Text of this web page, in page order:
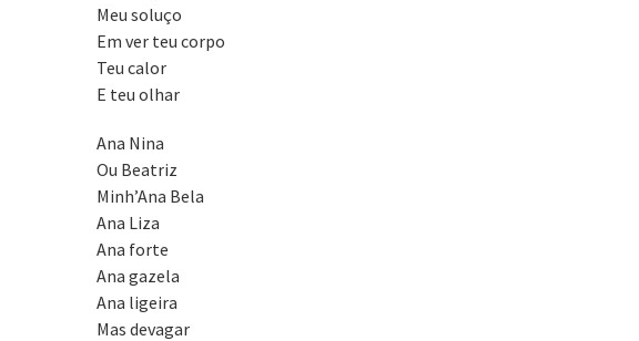
Meu soluço
Em ver teu corpo
Teu calor
E teu olhar
Ana Nina
Ou Beatriz
Minh’Ana Bela
Ana Liza
Ana forte
Ana gazela
Ana ligeira
Mas devagar